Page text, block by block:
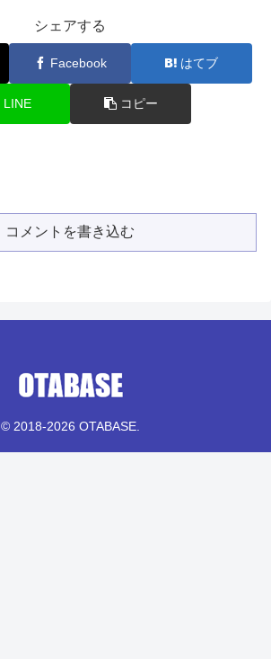
シェアする
Facebook はてブ
LINE コピー
コメントを書き込む
© 2018-2026 OTABASE.